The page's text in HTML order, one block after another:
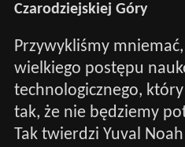
Czarodziejskiej Góry
Przywykliśmy
wielkiego postępu
technologicznego,
tak, że nie będziemy
Tak twierdzi Yuval